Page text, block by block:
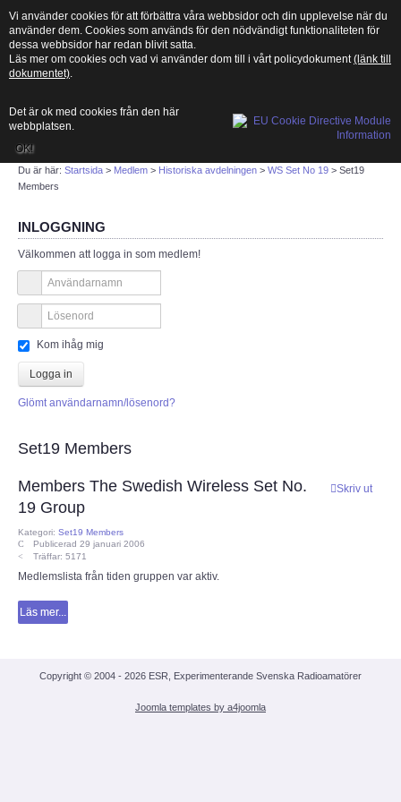
MENU
Sök
Vad är amatörradio?
Länksamling
PTS
CEPT
ECC
Provförrättning
PTS e-tjänst
PTS mötesanteckningar
Du är här: Startsida > Medlem > Historiska avdelningen > WS Set No 19 > Set19
Members
INLOGGNING
Välkommen att logga in som medlem!
Kom ihåg mig
Logga in
Glömt användarnamn/lösenord?
Set19 Members
Skriv ut
Members The Swedish Wireless Set No.
19 Group
Kategori: Set19 Members
Publicerad 29 januari 2006
Träffar: 5171
Medlemslista från tiden gruppen var aktiv.
Läs mer...
Copyright © 2004 - 2026 ESR, Experimenterande Svenska Radioamatörer
Joomla templates by a4joomla
Vi använder cookies för att förbättra våra webbsidor och din upplevelse när du
använder dem. Cookies som används för den nödvändigt funktionaliteten för
dessa webbsidor har redan blivit satta.
Läs mer om cookies och vad vi använder dom till i vårt policydokument(länk till
dokumentet).
Det är ok med cookies från den här
webbplatsen.
OK!